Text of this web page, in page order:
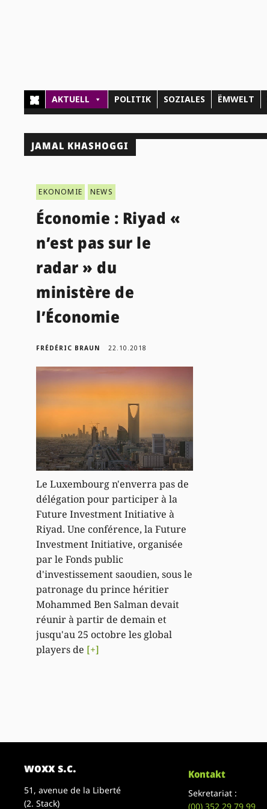
AKTUELL POLITIK SOZIALES ËMWELT
JAMAL KHASHOGGI
EKONOMIE NEWS
Économie : Riyad «
n’est pas sur le
radar » du
ministère de
l’Économie
FRÉDÉRIC BRAUN 22.10.2018
Le Luxembourg n'enverra pas de
délégation pour participer à la
Future Investment Initiative à
Riyad. Une conférence, la Future
Investment Initiative, organisée
par le Fonds public
d'investissement saoudien, sous le
patronage du prince héritier
Mohammed Ben Salman devait
réunir à partir de demain et
jusqu'au 25 octobre les global
players de [+]
woxx s.c.
51, avenue de la Liberté
(2. Stack)
Kontakt
Sekretariat :
(00)352 29 79 99